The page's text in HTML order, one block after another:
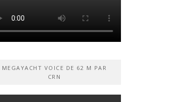
MEGAYACHT VOICE DE 62 M PAR
CRN